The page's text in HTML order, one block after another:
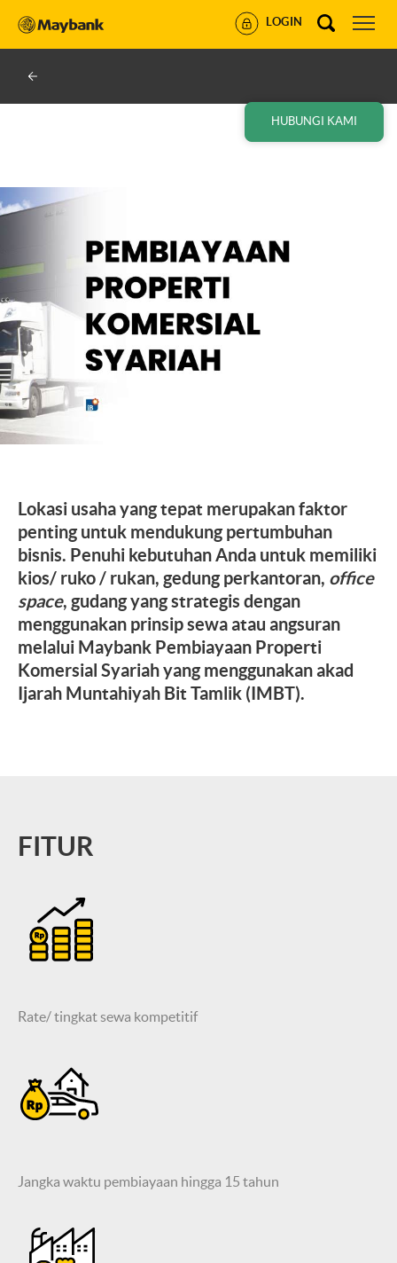
LOGIN
HUBUNGI KAMI
Lokasi usaha yang tepat merupakan faktor
penting untuk mendukung pertumbuhan
bisnis. Penuhi kebutuhan Anda untuk memiliki
kios/ ruko / rukan, gedung perkantoran, office
space, gudang yang strategis dengan
menggunakan prinsip sewa atau angsuran
melalui Maybank Pembiayaan Properti
Komersial Syariah yang menggunakan akad
Ijarah Muntahiyah Bit Tamlik (IMBT).
FITUR
Rate/ tingkat sewa kompetitif
Jangka waktu pembiayaan hingga 15 tahun